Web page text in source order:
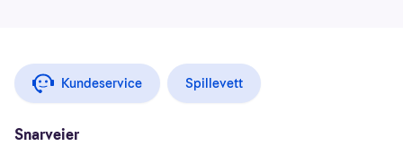
Kundeservice Spillevett
Snarveier